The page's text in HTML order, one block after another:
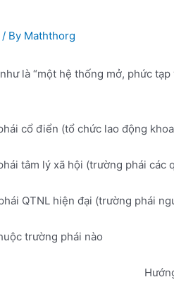
/ By Maththorg
là “một hệ thống mở, phức
cổ điển (tổ chức lao động
tâm lý xã hội (trường phái các
QTNL hiện đại (trường phái
trường phái nào